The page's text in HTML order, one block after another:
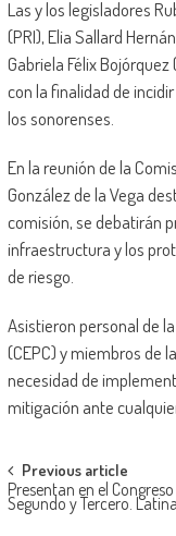
Las y los legisladores
(PRI), Elia Sallard
Gabriela Félix
con la finalidad de
los sonorenses.
En la reunión de la
González de la Vega
comisión, se debatirán
infraestructura y los
de riesgo.
Asistieron personal de
(CEPC) y miembros de
necesidad de
mitigación ante
Post
navigation
Previous article
Presentan en el
Segundo y Tercero.